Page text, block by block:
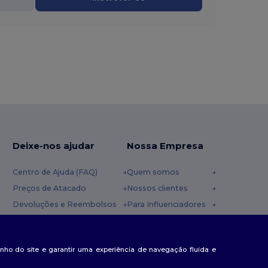
Deixe-nos ajudar
Centro de Ajuda (FAQ)
Preços de Atacado
Devoluções e Reembolsos
Cupons
Nossa Empresa
Quem somos
Nossos clientes
Para Influenciadores
Centro de Carreiras
do site e garantir uma experiência de navegação fluida e